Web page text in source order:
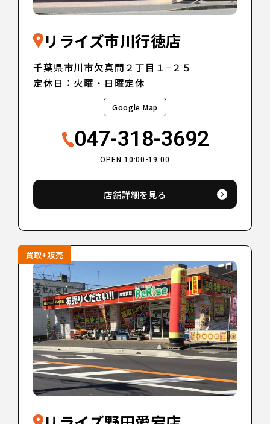
リライズ市川行徳店
千葉県市川市欠真間２丁目１−２５
定休日：火曜・日曜定休
Google Map
047-318-3692
OPEN 10:00-19:00
店舗詳細を見る
買取+販売